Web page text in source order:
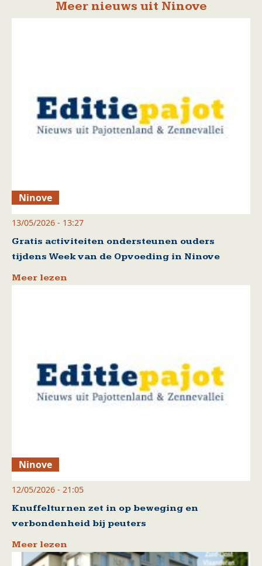
Meer nieuws uit Ninove
Ninove
13/05/2026 - 13:27
Gratis activiteiten ondersteunen ouders
tijdens Week van de Opvoeding in Ninove
Meer lezen
Ninove
12/05/2026 - 21:05
Knuffelturnen zet in op beweging en
verbondenheid bij peuters
Meer lezen